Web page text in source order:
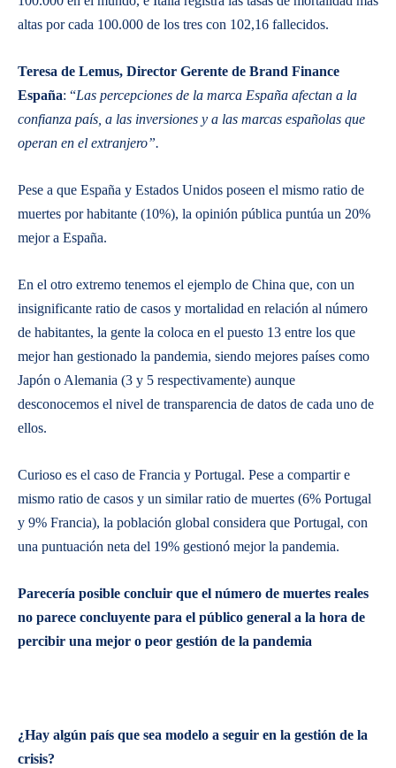
altas por cada 100.000 de los tres con 102,16 fallecidos.
Teresa de Lemus, Director Gerente de Brand Finance
España: “Las percepciones de la marca España afectan a la
confianza país, a las inversiones y a las marcas españolas que
operan en el extranjero”.
Pese a que España y Estados Unidos poseen el mismo ratio de
muertes por habitante (10%), la opinión pública puntúa un 20%
mejor a España.
En el otro extremo tenemos el ejemplo de China que, con un
insignificante ratio de casos y mortalidad en relación al número
de habitantes, la gente la coloca en el puesto 13 entre los que
mejor han gestionado la pandemia, siendo mejores países como
Japón o Alemania (3 y 5 respectivamente) aunque
desconocemos el nivel de transparencia de datos de cada uno de
ellos.
Curioso es el caso de Francia y Portugal. Pese a compartir e
mismo ratio de casos y un similar ratio de muertes (6% Portugal
y 9% Francia), la población global considera que Portugal, con
una puntuación neta del 19% gestionó mejor la pandemia.
Parecería posible concluir que el número de muertes reales
no parece concluyente para el público general a la hora de
percibir una mejor o peor gestión de la pandemia
¿Hay algún país que sea modelo a seguir en la gestión de la
crisis?